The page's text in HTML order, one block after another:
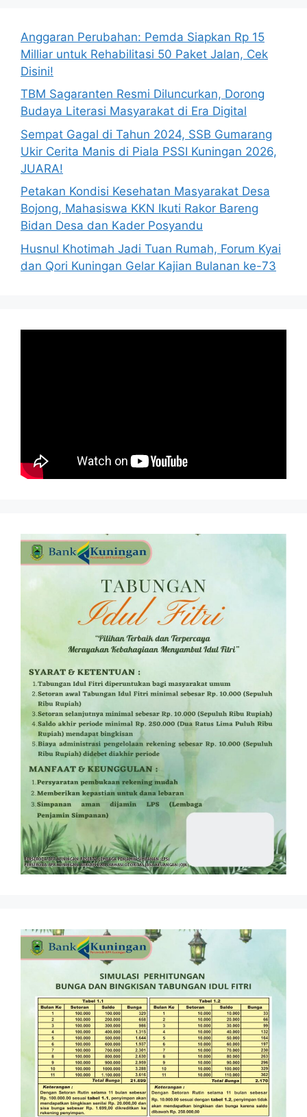
Anggaran Perubahan: Pemda Siapkan Rp 15
Milliar untuk Rehabilitasi 50 Paket Jalan, Cek
Disini!
TBM Sagaranten Resmi Diluncurkan, Dorong
Budaya Literasi Masyarakat di Era Digital
Sempat Gagal di Tahun 2024, SSB Gumarang
Ukir Cerita Manis di Piala PSSI Kuningan 2026,
JUARA!
Petakan Kondisi Kesehatan Masyarakat Desa
Bojong, Mahasiswa KKN Ikuti Rakor Bareng
Bidan Desa dan Kader Posyandu
Husnul Khotimah Jadi Tuan Rumah, Forum Kyai
dan Qori Kuningan Gelar Kajian Bulanan ke-73